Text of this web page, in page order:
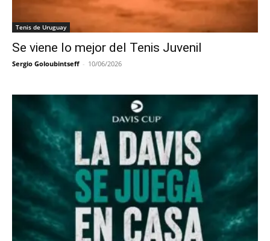
Tenis de Uruguay
Se viene lo mejor del Tenis Juvenil
Sergio Goloubintseff - 10/06/2026